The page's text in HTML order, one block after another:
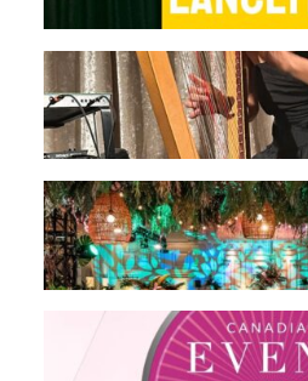
L’élégance musicale
événements !
Embarquement
Havane !
FINALISTE AUX
AWARDS!